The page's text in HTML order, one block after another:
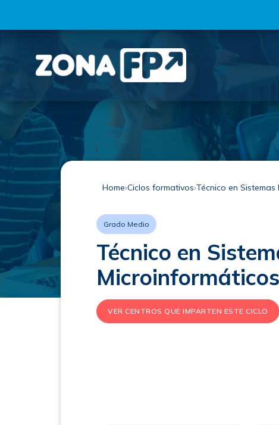
Home Ciclos formativos Técnico en
Grado Medio
Técnico en
VER CENTROS QUE IMPARTEN ESTE CICLO